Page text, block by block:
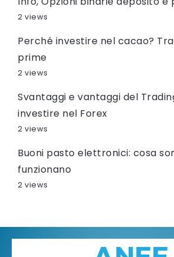
2 views
Perché investire nel cacao?
prime
2 views
Svantaggi e vantaggi del
investire nel Forex
2 views
Buoni pasto elettronici: cosa
funzionano
2 views